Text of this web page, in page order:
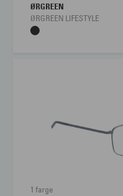
ØRGREEN
ØRGREEN LIFESTYLE
1 farge